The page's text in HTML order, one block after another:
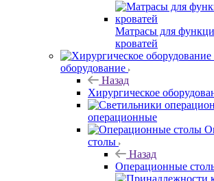
Матрасы для
кроватей
оборудование
Назад
Хирургическое
операционные
столы
Назад
Операционные